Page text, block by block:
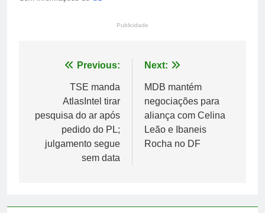
Publicidade
Navegação
Post
Previous:
TSE manda
AtlasIntel tirar
pesquisa do ar após
pedido do PL;
julgamento segue
sem data
Next:
MDB mantém
negociações para
aliança com Celina
Leão e Ibaneis
Rocha no DF